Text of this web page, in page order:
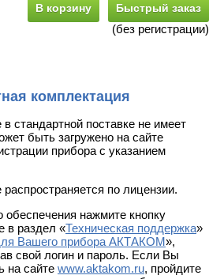
В корзину Быстрый заказ
(без регистрации)
комплектация
стандартной поставке не имеет
быть загружено на сайте
прибора с указанием
по лицензии.
обеспечения нажмите кнопку
в раздел «Техническая поддержка»
Вашего прибора АКТАКОМ»,
свой логин и пароль. Если Вы
на сайте www.aktakom.ru, пройдите